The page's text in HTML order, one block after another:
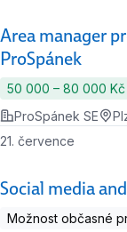
Area manager
ProSpánek
50 000 ‍–‍ 80 000 Kč
ProSpánek SE
Social media
21. července
Možnost občasné